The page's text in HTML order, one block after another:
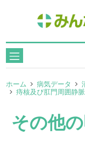
ホーム 病気データ
痔核及び肛門周囲静
その他